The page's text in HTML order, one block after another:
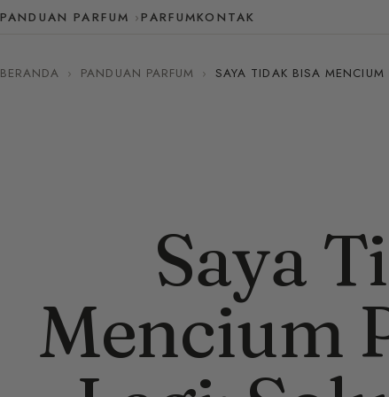
PANDUAN PARFUM PARFUMKONTAK
BERANDA › PANDUAN PARFUM › SAYA TIDAK BISA
Saya
Mencium